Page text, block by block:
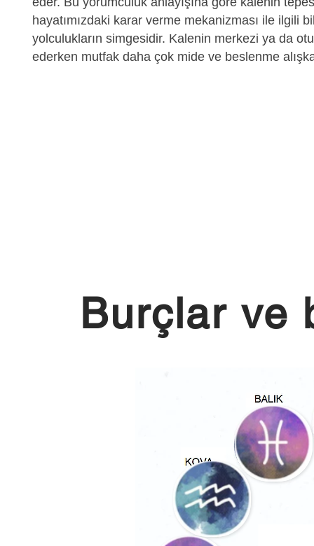
hayatımızdaki karar verme mekanizması ile ilgili
yolculukların simgesidir. Kalenin merkezi ya da
ederken mutfak daha çok mide ve beslenme
Burçlar ve